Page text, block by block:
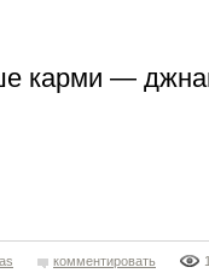
карми —
комментировать